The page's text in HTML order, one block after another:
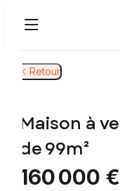
Retour
Maison à
de 99m²
160 000 €